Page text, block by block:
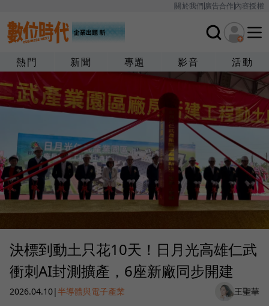
關於我們廣告合作內容授權
熱門 新聞 專題 影音 活動
決標到動土只花10天！日月光高雄仁武
衝刺AI封測擴產，6座新廠同步開建
2026.04.10|半導體與電子產業 王聖華